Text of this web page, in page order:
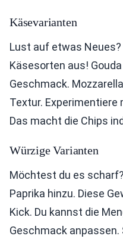
Käsevarianten
Lust auf etwas
Käsesorten aus!
Geschmack.
Textur. Experimentiere
Das macht die Chips
Würzige Varianten
Möchtest du es
Paprika hinzu. Diese
Kick. Du kannst die
Geschmack